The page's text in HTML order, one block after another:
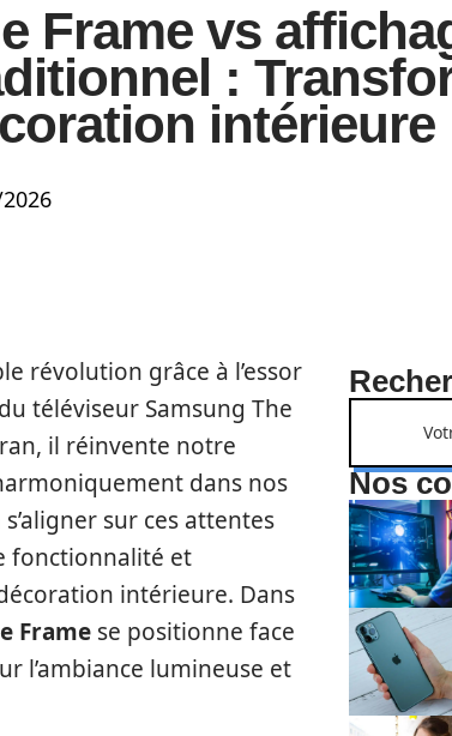
Frame vs
:
intérieure
révolution grâce à l’essor
téléviseur Samsung The
il réinvente notre
dans nos
sur ces attentes
fonctionnalité et
intérieure. Dans
Frame se positionne face
l’ambiance lumineuse et
Nos